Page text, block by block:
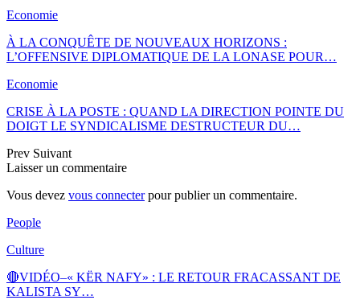
Economie
À LA CONQUÊTE DE NOUVEAUX HORIZONS :
L’OFFENSIVE DIPLOMATIQUE DE LA LONASE POUR…
Economie
CRISE À LA POSTE : QUAND LA DIRECTION POINTE DU
DOIGT LE SYNDICALISME DESTRUCTEUR DU…
Prev Suivant
Laisser un commentaire
Vous devez vous connecterpour publier un commentaire.
People
Culture
🔴VIDÉO–« KËR NAFY» : LE RETOUR FRACASSANT DE
KALISTA SY…